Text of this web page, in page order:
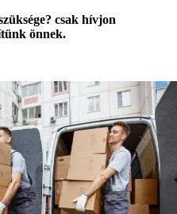
csak hívjon
önnek.